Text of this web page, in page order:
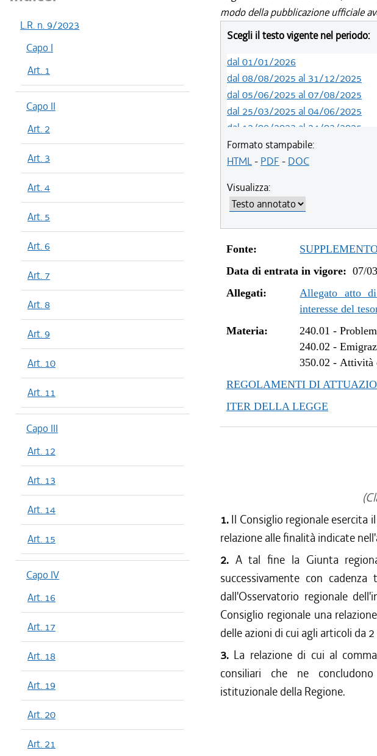
L.R. n. 9/2023
Capo I
Art. 1
Capo II
Art. 2
Art. 3
Art. 4
Art. 5
Art. 6
Art. 7
Art. 8
Art. 9
Art. 10
Art. 11
Capo III
Art. 12
Art. 13
Art. 14
Art. 15
Capo IV
Art. 16
Art. 17
Art. 18
Art. 19
Art. 20
Art. 21
modo della pubblicazione ufficiale
Scegli il testo vigente nel periodo:
dal 01/01/2026
dal 08/08/2025 al 31/12/2025
dal 05/06/2025 al 07/08/2025
dal 25/03/2025 al 04/06/2025
dal 12/08/2023 al 24/03/2025
dal 07/03/2023 al 11/08/2023
Formato stampabile:
HTML- PDF - DOC
Visualizza:
Fonte:
Data di entrata in vigore: 07/
Allegati:
Allegato atto
interesse del
Materia:
240.01 -
240.02 -
350.02 -Attività
REGOLAMENTI DI
ITER DELLA LEGGE
1. Il Consiglio regionale esercita
relazione alle finalità indicate
2. A tal fine la Giunta
successivamente con
dall'Osservatorio regionale
Consiglio regionale una
delle azioni di cui agli articoli da
3. La relazione di cui al
consiliari che ne
istituzionale della Regione.